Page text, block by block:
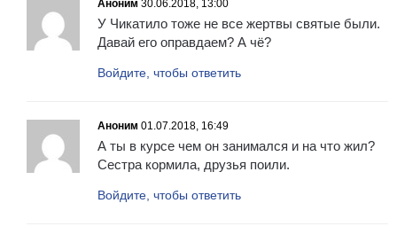
Аноним 30.06.2018, 13:00
У Чикатило тоже не все жертвы святые были.
Давай его оправдаем? А чё?
Войдите, чтобы ответить
Аноним 01.07.2018, 16:49
А ты в курсе чем он занимался и на что жил?
Сестра кормила, друзья поили.
Войдите, чтобы ответить